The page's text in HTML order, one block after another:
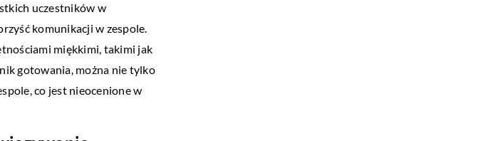
uczestników w
komunikacji w zespole.
miękkimi, takimi jak
gotowania, można nie tylko
co jest nieocenione w